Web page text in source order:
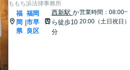
ももち浜法律事務所
福
岡
県
|
福岡
市早
良区
西新駅 か
ら徒歩10
分
営業時間：08:00~
20:00（土日祝日）